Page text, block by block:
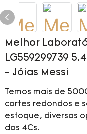
Melhor
LG559299739
- Jóias Messi
Temos mais de
cortes redondos e
estoque, diversas
dos 4Cs.